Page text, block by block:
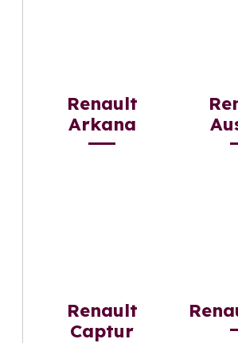
Renault
Arkana
Renault
Captur